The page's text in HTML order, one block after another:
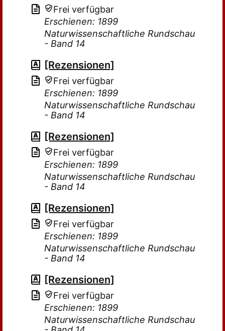
Frei verfügbar
Erschienen: 1899
Naturwissenschaftliche Rundschau
- Band 14
[Rezensionen]
Frei verfügbar
Erschienen: 1899
Naturwissenschaftliche Rundschau
- Band 14
[Rezensionen]
Frei verfügbar
Erschienen: 1899
Naturwissenschaftliche Rundschau
- Band 14
[Rezensionen]
Frei verfügbar
Erschienen: 1899
Naturwissenschaftliche Rundschau
- Band 14
[Rezensionen]
Frei verfügbar
Erschienen: 1899
Naturwissenschaftliche Rundschau